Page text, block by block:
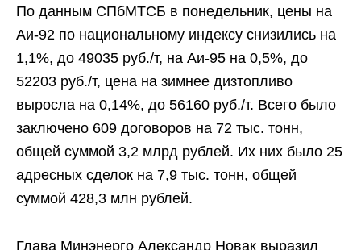
По данным СПбМТСБ в понедельник, цены на
Аи-92 по национальному индексу снизились на
1,1%, до 49035 руб./т, на Аи-95 на 0,5%, до
52203 руб./т, цена на зимнее дизтопливо
выросла на 0,14%, до 56160 руб./т. Всего было
заключено 609 договоров на 72 тыс. тонн,
общей суммой 3,2 млрд рублей. Их них было 25
адресных сделок на 7,9 тыс. тонн, общей
суммой 428,3 млн рублей.
Глава Минэнерго Александр Новак выразил